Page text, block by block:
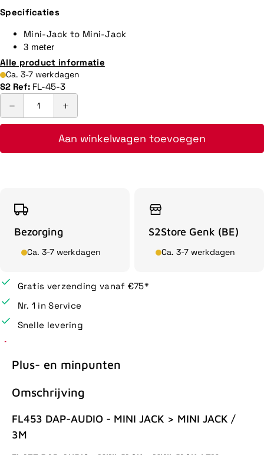
Specificaties
Mini-Jack to Mini-Jack
3 meter
Alle product informatie
Ca. 3-7 werkdagen
S2 Ref: FL-45-3
Aan winkelwagen toevoegen
Bezorging
Ca. 3-7 werkdagen
S2Store Genk (BE)
Ca. 3-7 werkdagen
Gratis verzending vanaf €75*
Nr. 1 in Service
Snelle levering
Plus- en minpunten
Omschrijving
FL453 DAP-AUDIO - MINI JACK > MINI JACK /
3M